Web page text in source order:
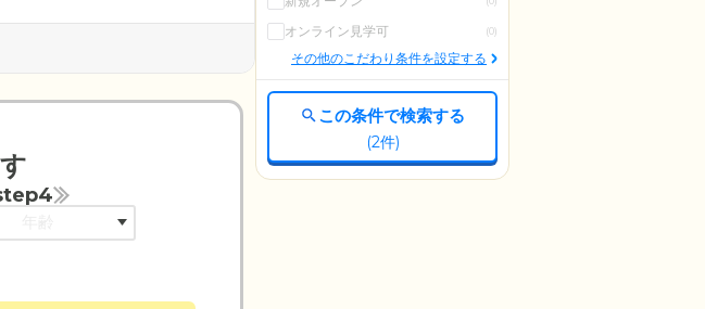
オンライン見学可 (0)
その他のこだわり条件を設定する
この条件で検索する
(2件)